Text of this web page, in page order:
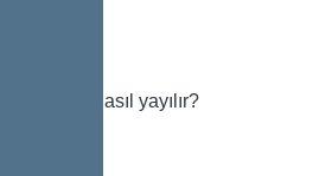
Isı odada nasıl yayılır?